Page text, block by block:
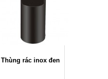
Thùng rác inox đen